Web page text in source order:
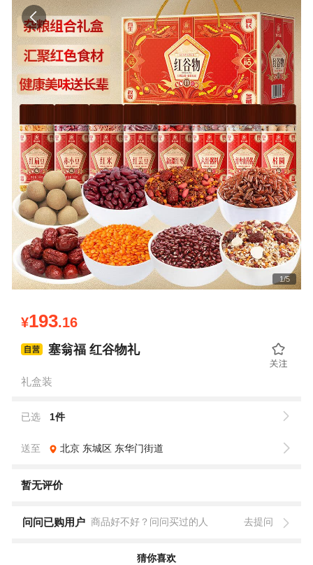
1/5
¥193.16
塞翁福 红谷物礼
礼盒装
已选 1件
送至 北京 东城区 东华门街道
暂无评价
问问已购用户 商品好不好？问问买过的人 去提问
猜你喜欢